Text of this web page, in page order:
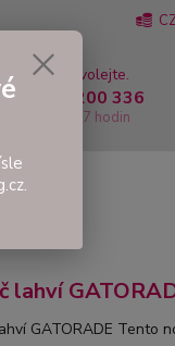
si rady? Zavolejte.
737 200 336
Pátek: 8 - 17 hodin
lahví
GATORADE Tento